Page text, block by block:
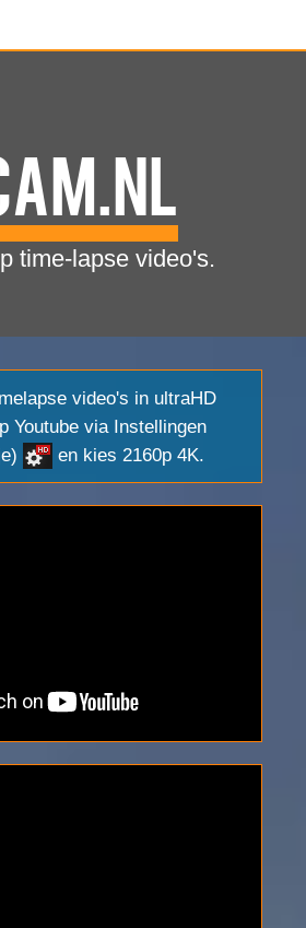
time-lapse video's.
video's in ultraHD
Youtube via Instellingen
en kies 2160p 4K.